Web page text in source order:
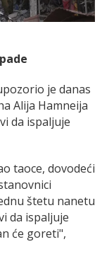
je danas
Alija Hamneija
da ispaljuje
taoce, dovodeći
štetu nanetu
da ispaljuje
će goreti",